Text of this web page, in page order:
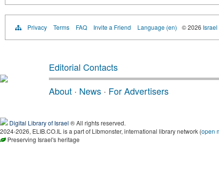
Privacy Terms FAQ Invite a Friend Language (en) © 2026
Editorial Contacts
About · News · For Advertisers
Digital Library of Israel ® All rights reserved.
2024-2026, ELIB.CO.IL is a part of Libmonster, international library network (open
Preserving Israel's heritage